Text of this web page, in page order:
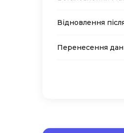
Відновлення
Перенесення